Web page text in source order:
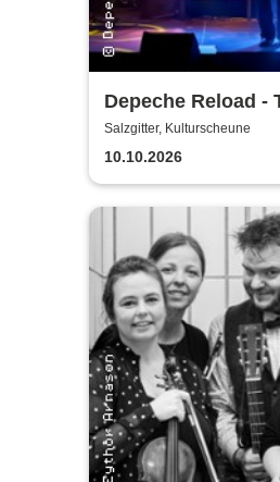
Depeche Reload -
Depeche Mode
Salzgitter, Kulturscheune
10.10.2026